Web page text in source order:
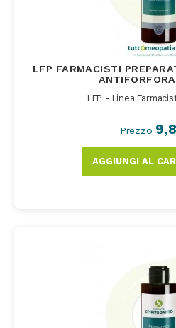
LFP FARMACISTI
LFP - Linea
Prezzo
AGGIUNGI AL